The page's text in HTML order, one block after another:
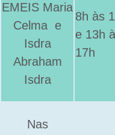
EMEIS Maria
Celma e
Isdra
Abraham
Isdra
8h às
e 13h
17h
Nas